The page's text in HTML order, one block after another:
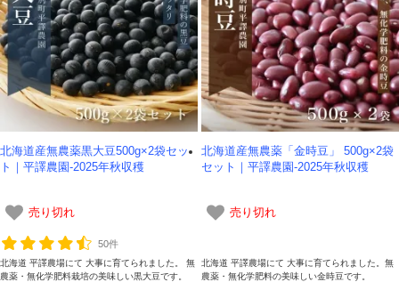
北海道産無農薬黒大豆500g×2袋セッ
ト｜平譯農園-2025年秋収穫
売り切れ
50件
北海道 平譯農場にて 大事に育てられました。 無
農薬・無化学肥料栽培の美味しい黒大豆です。
北海道産無農薬「金時豆」 500g×2袋
セット｜平譯農園-2025年秋収穫
売り切れ
北海道 平譯農場にて 大事に育てられました。無
農薬・無化学肥料の美味しい金時豆です。